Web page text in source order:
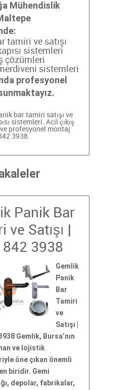
Mühendislik
tamiri ve satışı
sistemleri
çözümleri
sistemleri
profesyonel
bar tamiri satışı ve
sistemleri. Acil çıkış
profesyonel montaj
3938.
Panik Bar
ve Satışı |
3938
Gemlik
Panik
Bar
Tamiri
ve
Satışı |
Gemlik, Bursa’nın
ve lojistik
öne çıkan önemli
biridir. Gemi
depolar, fabrikalar,